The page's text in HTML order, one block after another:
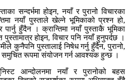
सन्दर्भमा होइन, नयाँ र पुरानो विचारका
नयाँ पुस्ताले खेल्ने भूमिकाको प्रश्न हो,
हुँदैन । क्रान्तिमा नयाँ पुस्ताकै भूमिका
पुस्तामात्र होइन, विचार पनि नयाँ हुनुपर्दछ ।
कुनैपनि पुस्तालाई निषेध गर्नु हुँदैन, पुरानो,
समुचित रूपमा संयोजन गर्न आवश्यक हुन्छ ।
आन्दोलनमा नयाँ र पुरानोको बहस